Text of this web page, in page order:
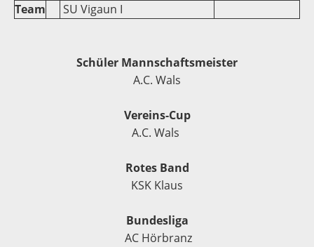
Team
SU Vigaun I
Schüler Mannschaftsmeister
A.C. Wals
Vereins-Cup
A.C. Wals
Rotes Band
KSK Klaus
Bundesliga
AC Hörbranz